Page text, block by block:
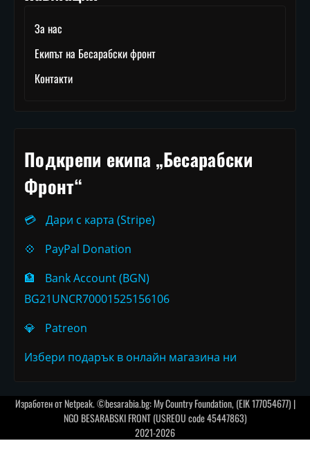
За нас
Екипът на Бесарабски фронт
Контакти
Подкрепи екипа „Бесарабски
Фронт“
💳
Дари с карта (Stripe)
💠
PayPal Donation
🏦
Bank Account (BGN)
BG21UNCR70001525156106
💎
Patreon
Избери подарък в онлайн магазина ни
Изработен отNetpeak. ©besarabia.bg: My Country Foundation, (EIK 177054677) |
NGO BESARABSKI FRONT (USREOU code 45447863)
2021-2026